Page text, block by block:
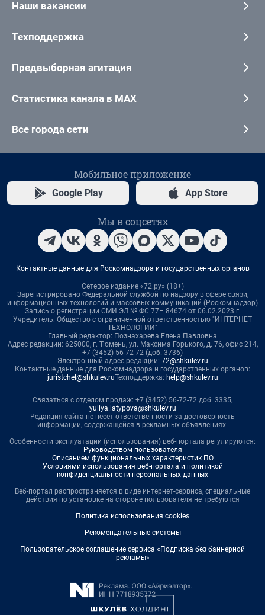
Наши вакансии
Техподдержка
Предвыборная агитация
Статистика канала в MAX
Все города сети
Мобильное приложение
Google Play App Store
Мы в соцсетях
Контактные данные для Роскомнадзора и государственных органов
Сетевое издание «72.ру» (18+)
Зарегистрировано Федеральной службой по надзору в сфере связи,
информационных технологий и массовых коммуникаций (Роскомнадзор)
Запись о регистрации СМИ ЭЛ № ФС 77– 84674 от 06.02.2023 г.
Учредитель: Общество с ограниченной ответственностью "ИНТЕРНЕТ
ТЕХНОЛОГИИ"
Главный редактор: Познахарева Елена Павловна
Адрес редакции: 625000, г. Тюмень, ул. Максима Горького, д. 76, офис 214,
+7 (3452) 56-72-72 (доб. 3736)
Электронный адрес редакции: 72@shkulev.ru
Контактные данные для Роскомнадзора и государственных органов:
juristchel@shkulev.ruТехподдержка: help@shkulev.ru
Связаться с отделом продаж: +7 (3452) 56-72-72 доб. 3335,
yuliya.latypova@shkulev.ru
Редакция сайта не несет ответственности за достоверность
информации, содержащейся в рекламных объявлениях.
Особенности эксплуатации (использования) веб-портала регулируются:
Руководством пользователя
Описанием функциональных характеристик ПО
Условиями использования веб-портала и политикой
конфиденциальности персональных данных
Веб-портал распространяется в виде интернет-сервиса, специальные
действия по установке на стороне пользователя не требуются
Политика использования cookies
Рекомендательные системы
Пользовательское соглашение сервиса «Подписка без баннерной
рекламы»